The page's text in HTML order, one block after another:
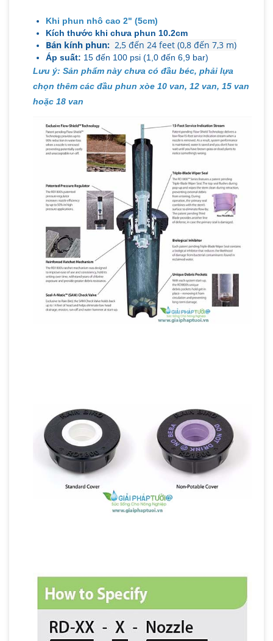
Khi phun nhô cao 2" (5cm)
Kích thước khi chưa phun 10.2cm
Bán kính phun: 2,5 đến 24 feet (0,8 đến 7,3 m)
Áp suất: 15 đến 100 psi (1,0 đến 6,9 bar)
Lưu ý: Sản phẩm này chưa có đầu béc, phải lựa
chọn thêm các đầu phun xòe 10 van, 12 van, 15 van
hoặc 18 van